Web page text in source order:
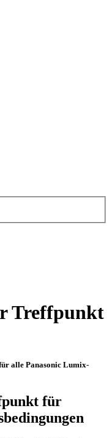
Treffpunkt
alle Panasonic Lumix-
für